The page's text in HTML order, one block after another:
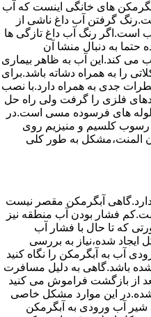
های خانگی اینست که آب
گرفتن آب داغ ناشی از
است.اگر رنگ آب داغ تازگی ها
حتما به دنبال منشا آن
می کند.این آب به ظاهر بیماری
را به همراه دشاته باشد.برای
جدی به همراه دارد.با نصب
فلزی را گرفت ولی راه حل
های فرسوده مسی است.در
رسوب کلسیم و منیزیم روی
المنت،مشکل به طور کلی
آبگرمکن مقصر نیست
فشار بودن آب منطقه نیز
که تا حال با فشار آب
ایجاد شده،نیاز به بررسی
آب به آبگرمکن را نگاه کنید
نشده باشد.گاهی به دلیل مسافرت
از بازگشت فراموش می کنید
شده.در این موارد مشکل خاصی
شیر آب ورودی به آبگرمکن